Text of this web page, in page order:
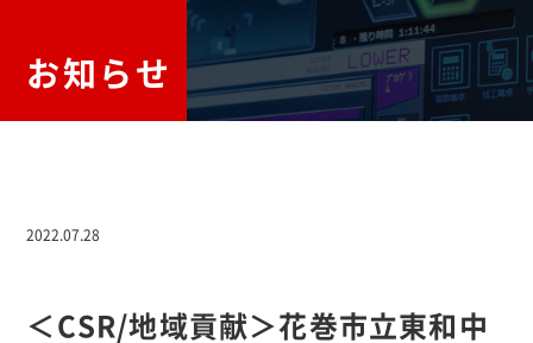
お知らせ
2022.07.28
＜CSR/地域貢献＞花巻市立東和中